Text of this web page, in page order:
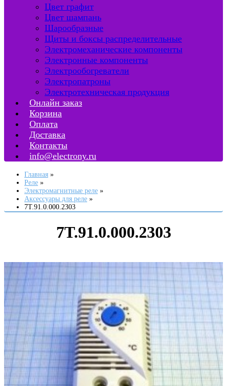
Цвет графит
Цвет шампань
Шарообразные
Щиты и боксы распределительные
Электромеханические компоненты
Электронные компоненты
Электрообогреватели
Электропатроны
Электротехническая продукция
Онлайн заказ
Корзина
Оплата
Доставка
Контакты
info@electrony.ru
Главная
Реле
Электромагнитные реле
Аксессуары для реле
7T.91.0.000.2303
7T.91.0.000.2303